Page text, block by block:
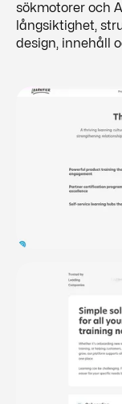
sökmotorer och
långsiktighet,
design, innehåll